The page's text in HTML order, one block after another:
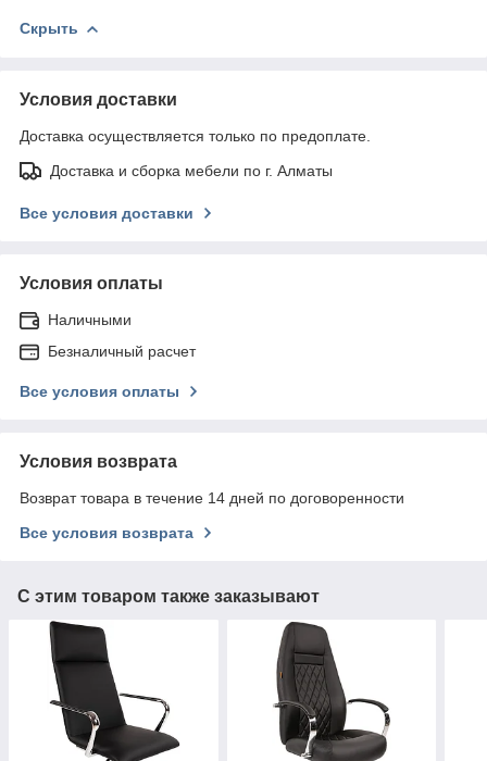
Скрыть
Условия доставки
Доставка осуществляется только по предоплате.
Доставка и сборка мебели по г. Алматы
Все условия доставки
Условия оплаты
Наличными
Безналичный расчет
Все условия оплаты
Условия возврата
Возврат товара в течение 14 дней по договоренности
Все условия возврата
С этим товаром также заказывают